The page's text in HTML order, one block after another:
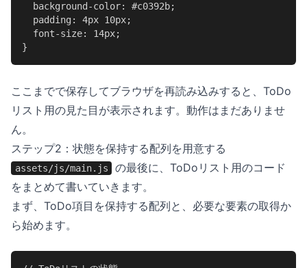
  background-color: #c0392b;
  padding: 4px 10px;
  font-size: 14px;
}
ここまでで保存してブラウザを再読み込みすると、ToDo
リスト用の見た目が表示されます。動作はまだありませ
ん。
ステップ2：状態を保持する配列を用意する
assets/js/main.js
の最後に、ToDoリスト用のコード
をまとめて書いていきます。
まず、ToDo項目を保持する配列と、必要な要素の取得か
ら始めます。